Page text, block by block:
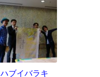
ハブイバラキ